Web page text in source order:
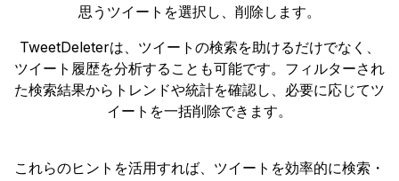
思うツイートを選択し、削除します。
TweetDeleterは、ツイートの検索を助けるだけでなく、
ツイート履歴を分析することも可能です。フィルターされ
た検索結果からトレンドや統計を確認し、必要に応じてツ
イートを一括削除できます。
これらのヒントを活用すれば、ツイートを効率的に検索・